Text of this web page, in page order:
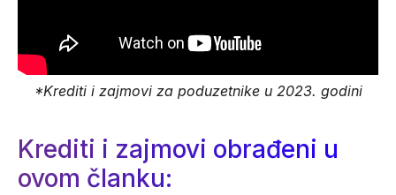
*Krediti i zajmovi za poduzetnike u 2023. godini
Krediti i zajmovi obrađeni u
ovom članku: